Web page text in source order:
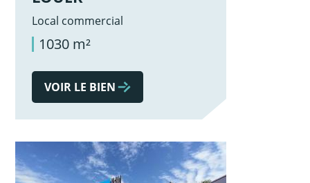
Local commercial
1030 m²
VOIR LE BIEN